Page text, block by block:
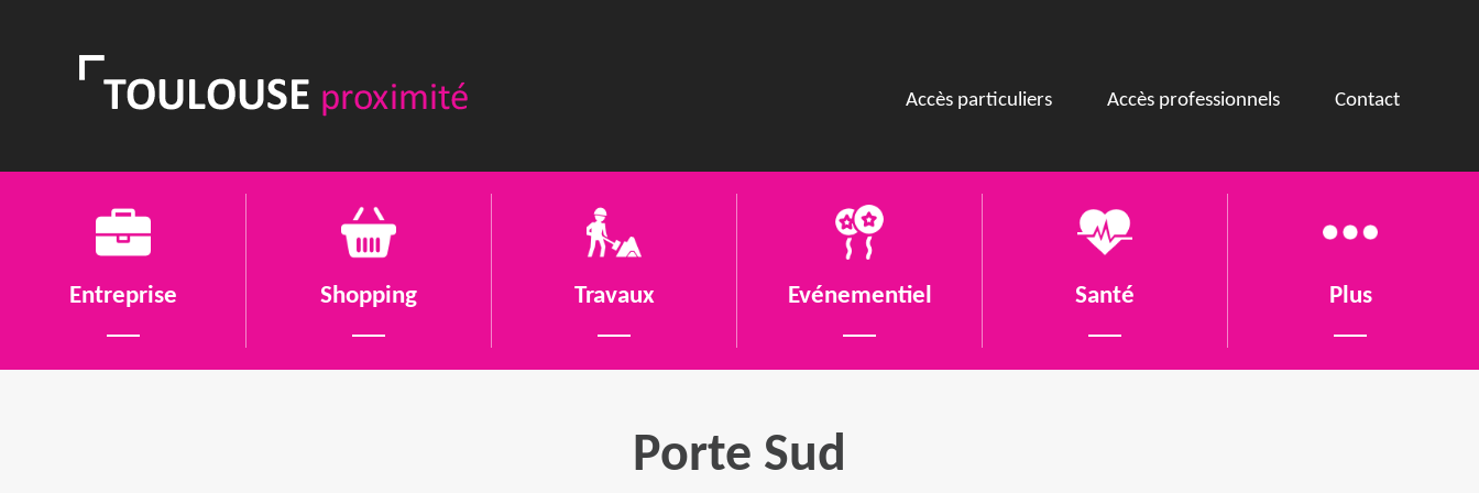
Accès particuliers Accès professionnels Contact
Entreprise Shopping Travaux Evénementiel Santé Plus
Porte Sud